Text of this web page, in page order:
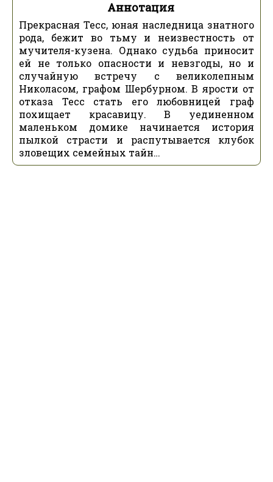
Аннотация
Прекрасная Тесc, юная наследница знатного
рода, бежит во тьму и неизвестность от
мучителя-кузена. Однако судьба приносит
ей не только опасности и невзгоды, но и
случайную встречу с великолепным
Николасом, графом Шербурном. В ярости от
отказа Тесc стать его любовницей граф
похищает красавицу. В уединенном
маленьком домике начинается история
пылкой страсти и распутывается клубок
зловещих семейных тайн…